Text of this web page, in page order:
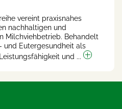
vereint praxisnahes
nachhaltigen und
Milchviehbetrieb. Behandelt
und Eutergesundheit als
und ...